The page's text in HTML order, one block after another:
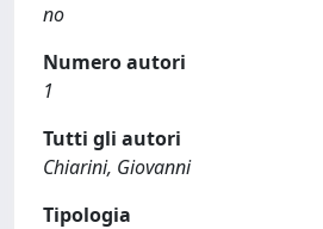
no
Numero autori
1
Tutti gli autori
Chiarini, Giovanni
Tipologia